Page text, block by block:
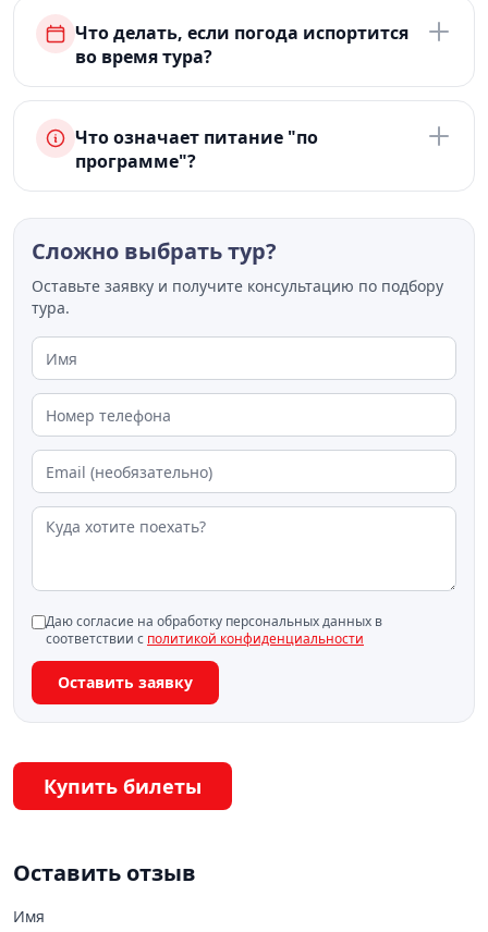
Что делать, если погода испортится
во время тура?
Что означает питание "по
программе"?
Сложно выбрать тур?
Оставьте заявку и получите консультацию по подбору
тура.
Даю согласие на обработку персональных данных в
соответствии с политикой конфиденциальности
Оставить заявку
Купить билеты
Оставить отзыв
Имя